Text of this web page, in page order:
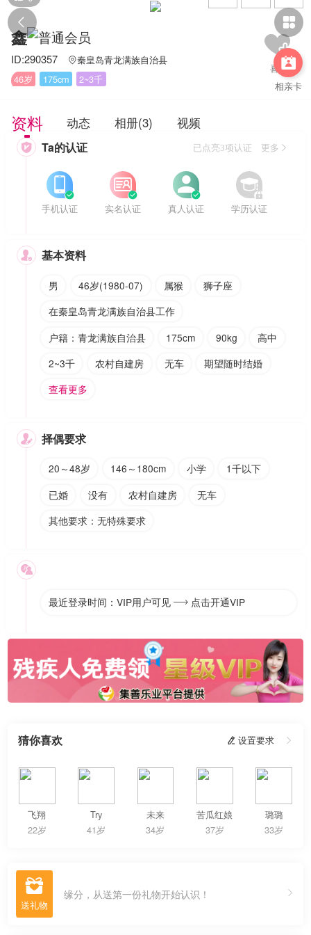
 

相亲卡
鑫
ID:290357 秦皇岛青龙满族自治县
46岁
175cm 2~3千
资料 动态 相册(3) 视频
 Ta的认证 已点亮3项认证 更多


手机认证


实名认证


真人认证


学历认证
 基本资料
男 46岁(1980-07) 属猴
狮子座
在秦皇岛青龙满族自治县工作
户籍：青龙满族自治县
175cm 90kg
高中
2~3千
农村自建房 无车
期望随时结婚
查看更多
 择偶要求
20～48岁 146～180cm 小学
1千以下
已婚
没有 农村自建房
无车
其他要求：无特殊要求

最近登录时间：VIP用户可见  点击开通VIP
猜你喜欢  设置要求 
飞翔
22岁
Try
41岁
未来
34岁
苦瓜红娘
37岁
璐璐
33岁
 缘分，从送第一份礼物开始认识！